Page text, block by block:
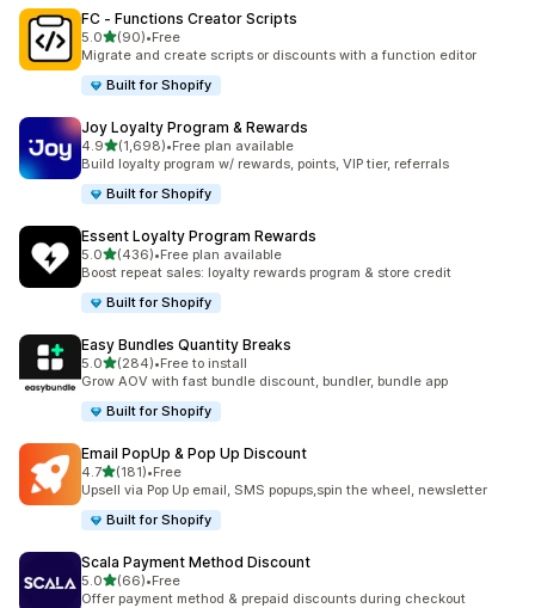
FC ‑ Functions Creator Scripts
5.0별 5개 중
(90)
총 리뷰 90개
•Free
Migrate and create scripts or discounts with a function editor
Built for Shopify
Joy Loyalty Program & Rewards
4.9별 5개 중
(1,698)
총 리뷰 1698개
•Free plan available
Build loyalty program w/ rewards, points, VIP tier, referrals
Built for Shopify
Essent Loyalty Program Rewards
5.0별 5개 중
(436)
총 리뷰 436개
•Free plan available
Boost repeat sales: loyalty rewards program & store credit
Built for Shopify
Easy Bundles Quantity Breaks
5.0별 5개 중
(284)
총 리뷰 284개
•Free to install
Grow AOV with fast bundle discount, bundler, bundle app
Built for Shopify
Email PopUp & Pop Up Discount
4.7별 5개 중
(181)
총 리뷰 181개
•Free
Upsell via Pop Up email, SMS popups,spin the wheel, newsletter
Built for Shopify
Scala Payment Method Discount
5.0별 5개 중
(66)
총 리뷰 66개
•Free
Offer payment method & prepaid discounts during checkout